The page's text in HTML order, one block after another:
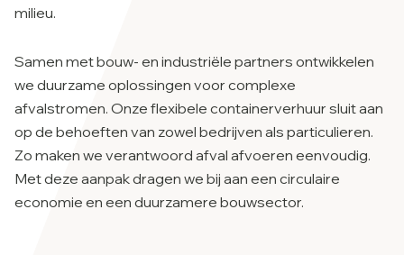
milieu.
Samen met bouw- en industriële partners ontwikkelen
we duurzame oplossingen voor complexe
afvalstromen. Onze flexibele containerverhuur sluit aan
op de behoeften van zowel bedrijven als particulieren.
Zo maken we verantwoord afval afvoeren eenvoudig.
Met deze aanpak dragen we bij aan een circulaire
economie en een duurzamere bouwsector.